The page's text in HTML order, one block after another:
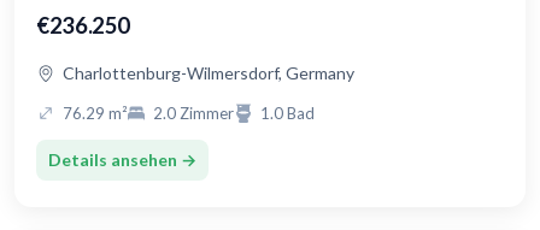
€236.250
Charlottenburg-Wilmersdorf, Germany
76.29 m² 2.0 Zimmer 1.0 Bad
Details ansehen →